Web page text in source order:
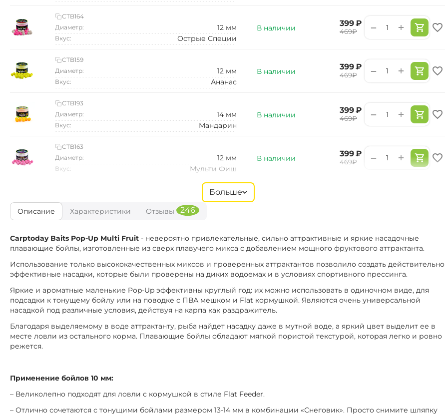
В наличии ‍399‍ ₽
‍469‍₽ +
−
CTB164
Диаметр:
12 мм
Вкус: Острые Специи
В наличии ‍399‍ ₽
‍469‍₽ +
−
CTB159
Диаметр:
12 мм
Вкус: Ананас
В наличии ‍399‍ ₽
‍469‍₽ +
−
CTB193
Диаметр:
14 мм
Вкус: Мандарин
В наличии ‍399‍ ₽
‍469‍₽ +
−
CTB163
Диаметр:
12 мм
Вкус: Мульти Фиш
Диаметр:
12 мм
Вкус: Кислая груша
В наличии ‍399‍ ₽
‍469‍₽ +
−
CTB195
Диаметр:
12 мм
В наличии ‍469‍₽ +
−
CTB018
Диаметр:
14 мм
Вкус: Клубника
В наличии ‍399‍ ₽
‍469‍₽ +
−
Диаметр:
12 мм
Слива
Диаметр:
CTB160
Больше
Описание Характеристики Отзывы 246
Carptoday Baits Pop-Up Multi Fruit - невероятно привлекательные, сильно аттрактивные и яркие насадочные
плавающие бойлы, изготовленные из сверх плавучего микса с добавлением мощного фруктового аттрактанта.
Использование только высококачественных миксов и проверенных аттрактантов позволило создать действительно
эффективные насадки, которые были проверены на диких водоемах и в условиях спортивного прессинга.
Яркие и ароматные маленькие Pop-Up эффективны круглый год: их можно использовать в одиночном виде, для
подсадки к тонущему бойлу или на поводке с ПВА мешком и Flat кормушкой. Являются очень универсальной
насадкой под различные условия, действуя на карпа как раздражитель.
Благодаря выделяемому в воде аттрактанту, рыба найдет насадку даже в мутной воде, а яркий цвет выделит ее в
месте ловли из остального корма. Плавающие бойлы обладают мягкой пористой текстурой, которая легко и ровно
режется.
Применение бойлов 10 мм:
– Великолепно подходят для ловли с кормушкой в стиле Flat Feeder.
– Отлично сочетаются с тонущими бойлами размером 13-14 мм в комбинации «Снеговик». Просто снимите шляпку